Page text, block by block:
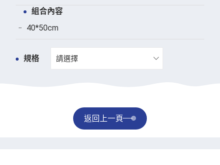
組合內容
40*50cm
規格
返回上一頁